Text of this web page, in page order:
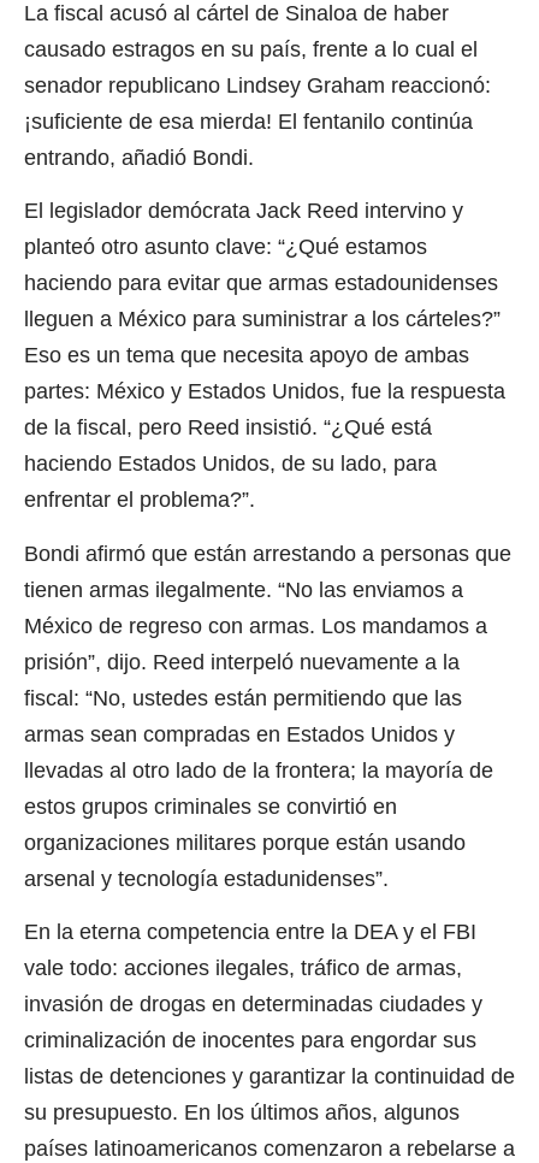
La fiscal acusó al cártel de Sinaloa de haber
causado estragos en su país, frente a lo cual el
senador republicano Lindsey Graham reaccionó:
¡suficiente de esa mierda! El fentanilo continúa
entrando, añadió Bondi.
El legislador demócrata Jack Reed intervino y
planteó otro asunto clave: “¿Qué estamos
haciendo para evitar que armas estadounidenses
lleguen a México para suministrar a los cárteles?”
Eso es un tema que necesita apoyo de ambas
partes: México y Estados Unidos, fue la respuesta
de la fiscal, pero Reed insistió. “¿Qué está
haciendo Estados Unidos, de su lado, para
enfrentar el problema?”.
Bondi afirmó que están arrestando a personas que
tienen armas ilegalmente. “No las enviamos a
México de regreso con armas. Los mandamos a
prisión”, dijo. Reed interpeló nuevamente a la
fiscal: “No, ustedes están permitiendo que las
armas sean compradas en Estados Unidos y
llevadas al otro lado de la frontera; la mayoría de
estos grupos criminales se convirtió en
organizaciones militares porque están usando
arsenal y tecnología estadunidenses”.
En la eterna competencia entre la DEA y el FBI
vale todo: acciones ilegales, tráfico de armas,
invasión de drogas en determinadas ciudades y
criminalización de inocentes para engordar sus
listas de detenciones y garantizar la continuidad de
su presupuesto. En los últimos años, algunos
países latinoamericanos comenzaron a rebelarse a